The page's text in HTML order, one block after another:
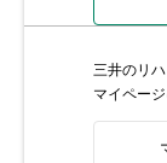
三井のリ
マイペー